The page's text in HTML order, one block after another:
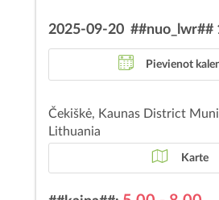
2025-09-20 ##nuo_lwr##
Pievienot
Čekiškė, Kaunas District
Lithuania
Karte